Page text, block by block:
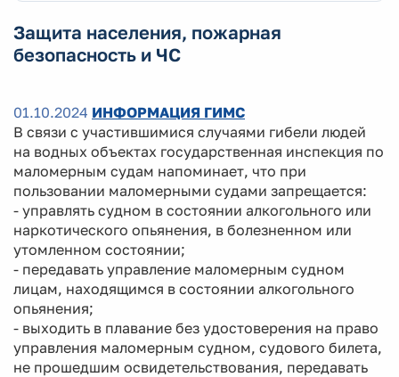
Защита населения, пожарная
безопасность и ЧС
01.10.2024 ИНФОРМАЦИЯ ГИМС
В связи с участившимися случаями гибели людей
на водных объектах государственная инспекция по
маломерным судам напоминает, что при
пользовании маломерными судами запрещается:
- управлять судном в состоянии алкогольного или
наркотического опьянения, в болезненном или
утомленном состоянии;
- передавать управление маломерным судном
лицам, находящимся в состоянии алкогольного
опьянения;
- выходить в плавание без удостоверения на право
управления маломерным судном, судового билета,
не прошедшим освидетельствования, передавать